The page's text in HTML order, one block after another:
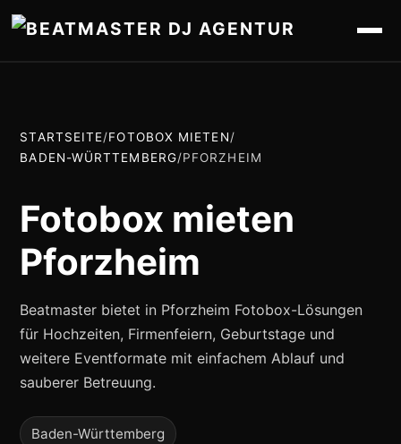
STARTSEITE/FOTOBOX MIETEN/
BADEN-WÜRTTEMBERG/PFORZHEIM
Fotobox mieten
Pforzheim
Beatmaster bietet in Pforzheim Fotobox-Lösungen
für Hochzeiten, Firmenfeiern, Geburtstage und
weitere Eventformate mit einfachem Ablauf und
sauberer Betreuung.
Baden-Württemberg